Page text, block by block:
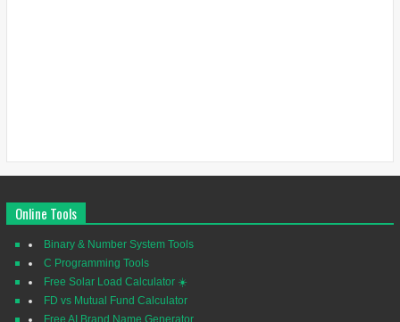
Online Tools
Binary & Number System Tools
C Programming Tools
Free Solar Load Calculator ☀️
FD vs Mutual Fund Calculator
Free AI Brand Name Generator